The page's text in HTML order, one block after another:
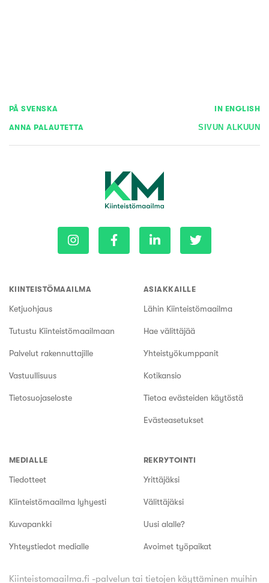
PÅ SVENSKA IN ENGLISH
ANNA PALAUTETTA SIVUN ALKUUN
KIINTEISTÖMAAILMA
Ketjuohjaus
Tutustu Kiinteistömaailmaan
Palvelut rakennuttajille
Vastuullisuus
Tietosuojaseloste
ASIAKKAILLE
Lähin Kiinteistömaailma
Hae välittäjää
Yhteistyökumppanit
Kotikansio
Tietoa evästeiden käytöstä
Evästeasetukset
MEDIALLE
Tiedotteet
Kiinteistömaailma lyhyesti
Kuvapankki
Yhteystiedot medialle
REKRYTOINTI
Yrittäjäksi
Välittäjäksi
Uusi alalle?
Avoimet työpaikat
Kiinteistomaailma.fi -palvelun tai tietojen käyttäminen muihin